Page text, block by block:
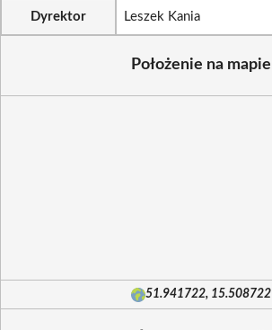
Dyrektor Leszek Kania
Położenie na mapie
51.941722, 15.508722